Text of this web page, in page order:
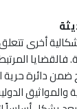
أخرى
فالقضايا
ضمن دائرة حرية
والمواثيق